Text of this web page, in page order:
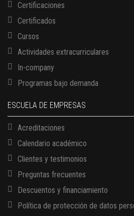
Certificaciones
Certificados
Cursos
Actividades extracurriculares
In-company
Programas bajo demanda
ESCUELA DE EMPRESAS
Acreditaciones
Calendario académico
Clientes y testimonios
Preguntas frecuentes
Descuentos y financiamiento
Política de protección de datos